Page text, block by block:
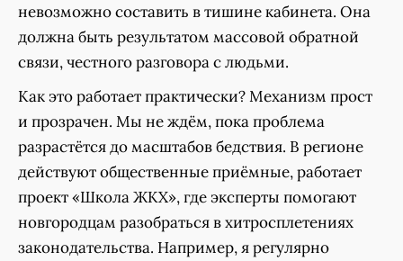
невозможно составить в тишине кабинета. Она
должна быть результатом массовой обратной
связи, честного разговора с людьми.
Как это работает практически? Механизм прост
и прозрачен. Мы не ждём, пока проблема
разрастётся до масштабов бедствия. В регионе
действуют общественные приёмные, работает
проект «Школа ЖКХ», где эксперты помогают
новгородцам разобраться в хитросплетениях
законодательства. Например, я регулярно